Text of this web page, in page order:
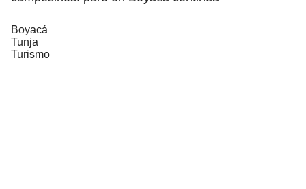
Boyacá
Tunja
Turismo